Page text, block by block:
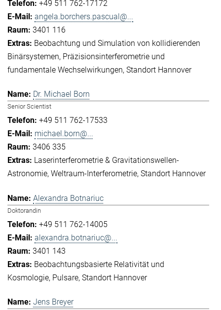
+49 511 762-17172
angela.borchers.pascual@...
3401 116
Beobachtung und Simulation von kollidierenden
Binärsystemen Präzisionsinterferometrie und
fundamentale Wechselwirkungen Standort Hannover
Dr. Michael Born
Senior Scientist
+49 511 762-17533
michael.born@...
3406 335
Laserinterferometrie & Gravitationswellen-
Astronomie Weltraum-Interferometrie Standort Hannover
Alexandra Botnariuc
Doktorandin
+49 511 762-14005
alexandra.botnariuc@...
3401 143
Beobachtungsbasierte Relativität und
Kosmologie Pulsare Standort Hannover
Jens Breyer